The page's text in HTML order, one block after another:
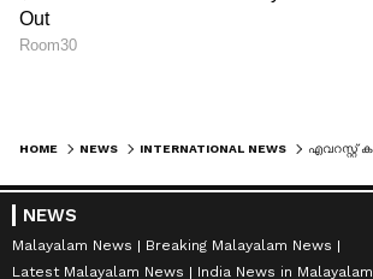
HOME NEWS INTERNATIONAL NEWS
NEWS
Malayalam News
Breaking Malayalam News
Latest Malayalam News
India News in Malayalam